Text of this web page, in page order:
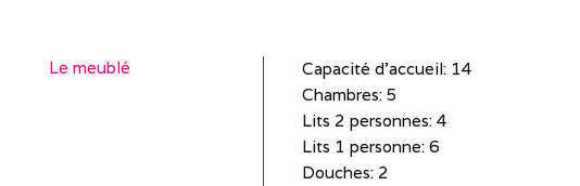
Le meublé Capacité d'accueil: 14
Chambres: 5
Lits 2 personnes: 4
Lits 1 personne: 6
Douches: 2